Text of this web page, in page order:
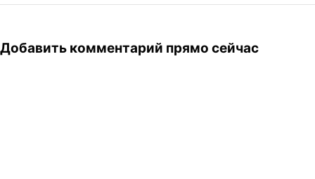
Добавить комментарий прямо сейчас